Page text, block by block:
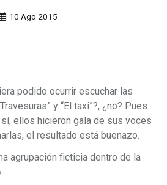
10 Ago 2015
podido ocurrir escuchar las
y “El taxi”?, ¿no? Pues
ellos hicieron gala de sus voces
el resultado está buenazo.
agrupación ficticia dentro de la